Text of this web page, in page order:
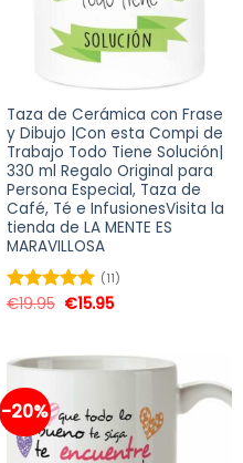
Taza de Cerámica con Frase
y Dibujo |Con esta Compi de
Trabajo Todo Tiene Solución|
330 ml Regalo Original para
Persona Especial, Taza de
Café, Té e InfusionesVisita la
tienda de LA MENTE ES
MARAVILLOSA
Valorado
(11)
€19.95 €15.95
-20%